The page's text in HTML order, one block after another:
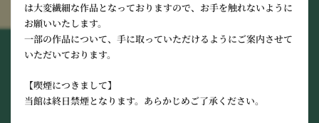
は大変繊細な作品となっておりますので、お手を触れないように
お願いいたします。
一部の作品について、手に取っていただけるようにご案内させて
いただいております。
【喫煙につきまして】
当館は終日禁煙となります。あらかじめご了承ください。